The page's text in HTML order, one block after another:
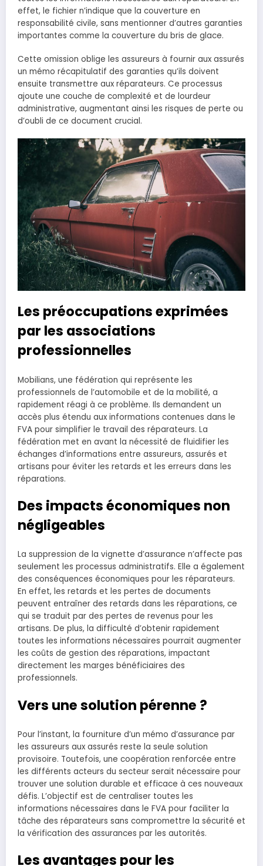
effet, le fichier n’indique que la couverture en
responsabilité civile, sans mentionner d’autres garanties
importantes comme la couverture du bris de glace.
Cette omission oblige les assureurs à fournir aux assurés
un mémo récapitulatif des garanties qu’ils doivent
ensuite transmettre aux réparateurs. Ce processus
ajoute une couche de complexité et de lourdeur
administrative, augmentant ainsi les risques de perte ou
d’oubli de ce document crucial.
Les préoccupations exprimées
par les associations
professionnelles
Mobilians, une fédération qui représente les
professionnels de l’automobile et de la mobilité, a
rapidement réagi à ce problème. Ils demandent un
accès plus étendu aux informations contenues dans le
FVA pour simplifier le travail des réparateurs. La
fédération met en avant la nécessité de fluidifier les
échanges d’informations entre assureurs, assurés et
artisans pour éviter les retards et les erreurs dans les
réparations.
Des impacts économiques non
négligeables
La suppression de la vignette d’assurance n’affecte pas
seulement les processus administratifs. Elle a également
des conséquences économiques pour les réparateurs.
En effet, les retards et les pertes de documents
peuvent entraîner des retards dans les réparations, ce
qui se traduit par des pertes de revenus pour les
artisans. De plus, la difficulté d’obtenir rapidement
toutes les informations nécessaires pourrait augmenter
les coûts de gestion des réparations, impactant
directement les marges bénéficiaires des
professionnels.
Vers une solution pérenne ?
Pour l’instant, la fourniture d’un mémo d’assurance par
les assureurs aux assurés reste la seule solution
provisoire. Toutefois, une coopération renforcée entre
les différents acteurs du secteur serait nécessaire pour
trouver une solution durable et efficace à ces nouveaux
défis. L’objectif est de centraliser toutes les
informations nécessaires dans le FVA pour faciliter la
tâche des réparateurs sans compromettre la sécurité et
la vérification des assurances par les autorités.
Les avantages pour les